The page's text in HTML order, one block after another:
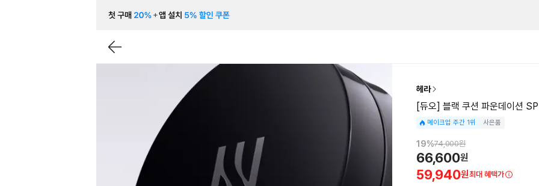
헤라
[듀오] 블랙 쿠션 파운데이션
메이크업 주간 1위 사은품
19%74,000원
66,600원
59,940원최대 혜택가